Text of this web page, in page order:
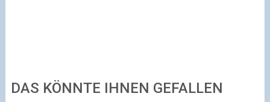
DAS KÖNNTE IHNEN GEFALLEN